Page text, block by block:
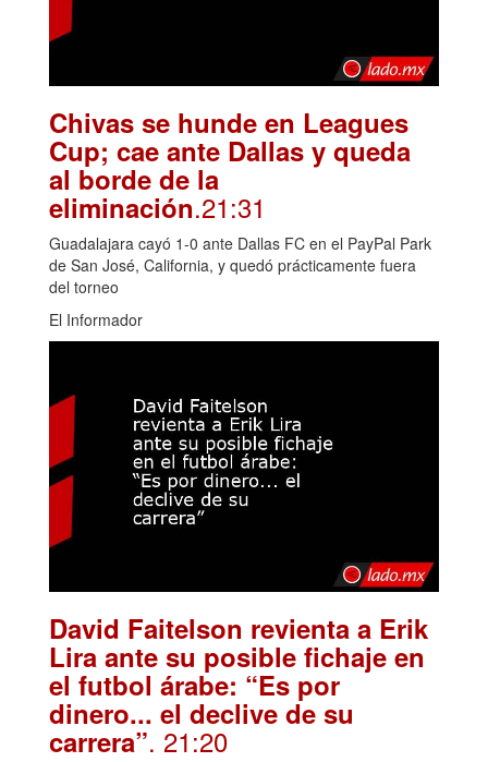
Chivas se hunde en Leagues
Cup; cae ante Dallas y queda
al borde de la
eliminación.21:31
Guadalajara cayó 1-0 ante Dallas FC en el PayPal Park
de San José, California, y quedó prácticamente fuera
del torneo
El Informador
David Faitelson revienta a Erik
Lira ante su posible fichaje en
el futbol árabe: “Es por
dinero... el declive de su
carrera”. 21:20